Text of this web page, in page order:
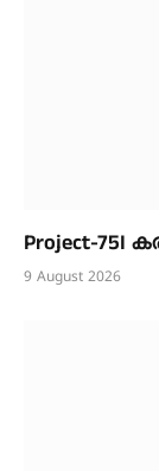
Project-75I
9 August 2026